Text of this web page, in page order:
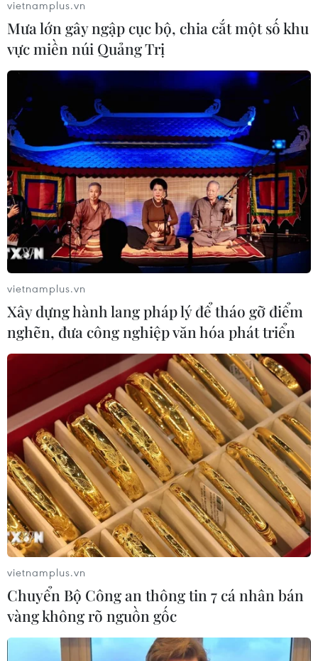
vietnamplus.vn
Mưa lớn gây ngập cục bộ, chia cắt một số khu
vực miền núi Quảng Trị
vietnamplus.vn
Xây dựng hành lang pháp lý để tháo gỡ điểm
nghẽn, đưa công nghiệp văn hóa phát triển
vietnamplus.vn
Chuyển Bộ Công an thông tin 7 cá nhân bán
vàng không rõ nguồn gốc